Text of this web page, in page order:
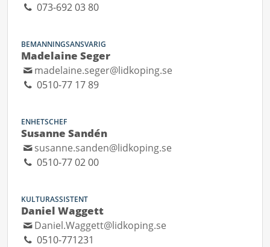
073-692 03 80
BEMANNINGSANSVARIG
Madelaine Seger
madelaine.seger@lidkoping.se
0510-77 17 89
ENHETSCHEF
Susanne Sandén
susanne.sanden@lidkoping.se
0510-77 02 00
KULTURASSISTENT
Daniel Waggett
Daniel.Waggett@lidkoping.se
0510-771231